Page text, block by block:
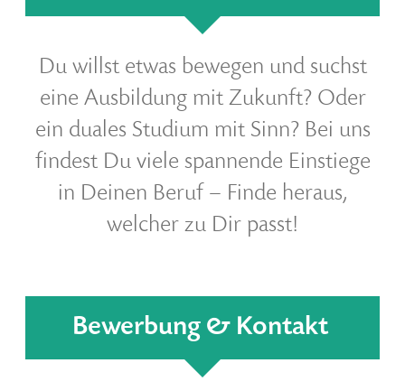
Du willst etwas bewegen und suchst
eine Ausbildung mit Zukunft? Oder
ein duales Studium mit Sinn? Bei uns
findest Du viele spannende Einstiege
in Deinen Beruf – Finde heraus,
welcher zu Dir passt!
Bewerbung & Kontakt